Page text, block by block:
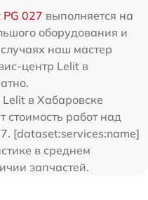
027 выполняется на
оборудования и
наш мастер
центр Lelit в
в Хабаровске
стоимость работ над
[dataset:services:name]
в среднем
запчастей.